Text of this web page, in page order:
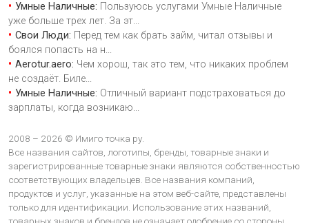
Умные Наличные: Пользуюсь услугами Умные Наличные
уже больше трех лет. За эт...
Свои Люди: Перед тем как брать займ, читал отзывы и
боялся попасть на н...
Aerotur.aero: Чем хорош, так это тем, что никаких проблем
не создаёт. Биле...
Умные Наличные: Отличный вариант подстраховаться до
зарплаты, когда возникаю...
2008 – 2026 © Имиго точка ру.
Все названия сайтов, логотипы, бренды, товарные знаки и
зарегистрированные товарные знаки являются собственностью
соответствующих владельцев. Все названия компаний,
продуктов и услуг, указанные на этом веб-сайте, представлены
только для идентификации. Использование этих названий,